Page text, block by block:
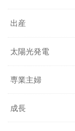
出産
太陽光発電
専業主婦
成長